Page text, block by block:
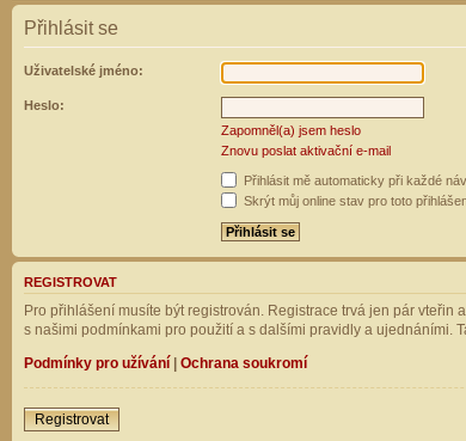
Přihlásit se
Uživatelské jméno:
Heslo:
Zapomněl(a) jsem heslo
Znovu poslat aktivační e-mail
Přihlásit mě automaticky při každé
Skrýt můj online stav pro toto
REGISTROVAT
Pro přihlášení musíte být registrován. Registrace trvá jen pár
s našimi podmínkami pro použití a s dalšími pravidly a ujednáními.
Podmínky pro užívání | Ochrana soukromí
Registrovat